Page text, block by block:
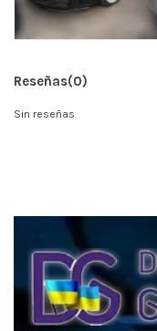
Reseñas(0)
Sin reseñas